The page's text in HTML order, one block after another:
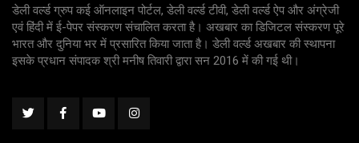
डेली वर्ल्ड ग्रुप कई ऑनलाइन पोर्टल, डेली वर्ल्ड टीवी, डेली वर्ल्ड ऐप और अंग्रेजी
एवं हिंदी में ई-पेपर संस्करण संचालित करता है। अखबार का डिजिटल संस्करण पूरे
भारत और दुनिया भर में प्रसारित किया जाता है। डेली वर्ल्ड अखबार की स्थापना
इसके प्रधान संपादक श्री मनीष तिवारी द्वारा सन 2016 में की गई थी।